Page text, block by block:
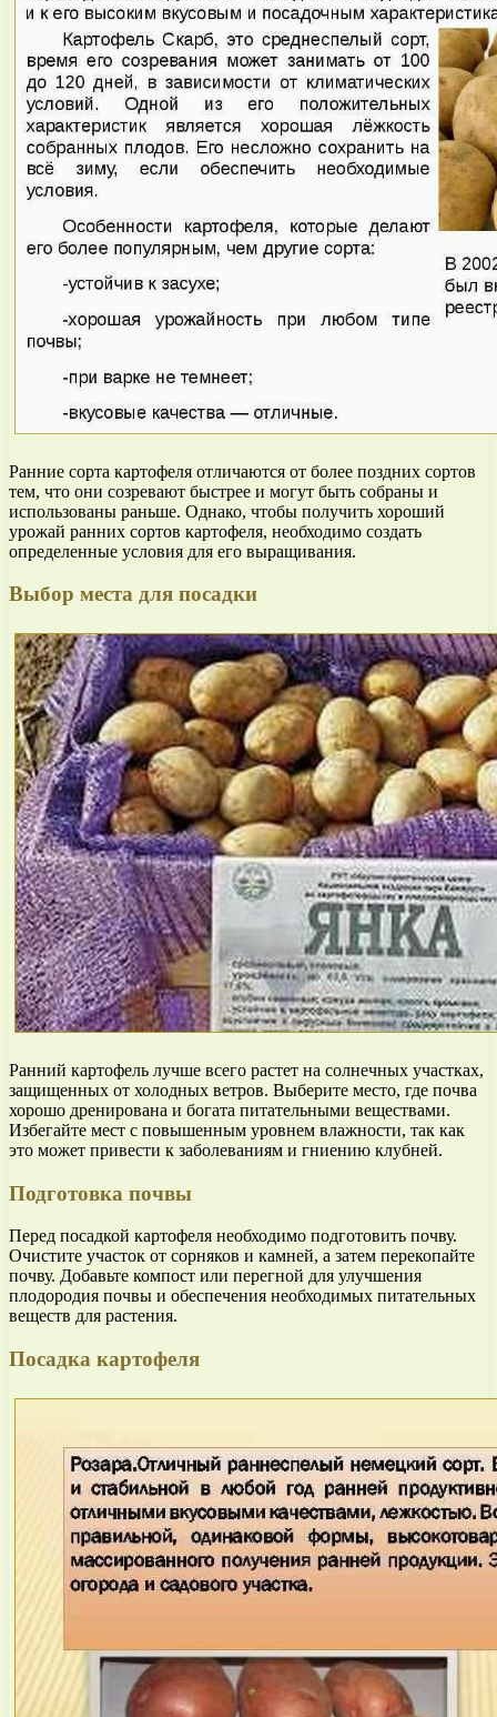
Ранние сорта картофеля отличаются от более поздних сортов
тем, что они созревают быстрее и могут быть собраны и
использованы раньше. Однако, чтобы получить хороший
урожай ранних сортов картофеля, необходимо создать
определенные условия для его выращивания.
Выбор места для посадки
Ранний картофель лучше всего растет на солнечных участках,
защищенных от холодных ветров. Выберите место, где почва
хорошо дренирована и богата питательными веществами.
Избегайте мест с повышенным уровнем влажности, так как
это может привести к заболеваниям и гниению клубней.
Подготовка почвы
Перед посадкой картофеля необходимо подготовить почву.
Очистите участок от сорняков и камней, а затем перекопайте
почву. Добавьте компост или перегной для улучшения
плодородия почвы и обеспечения необходимых питательных
веществ для растения.
Посадка картофеля